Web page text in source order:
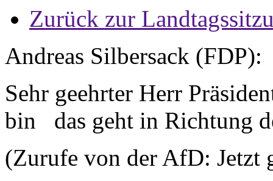
Zurück zur
Andreas Silbersack (FDP):
Sehr geehrter Herr
bin das geht in Richtung
(Zurufe von der AfD: Jetzt